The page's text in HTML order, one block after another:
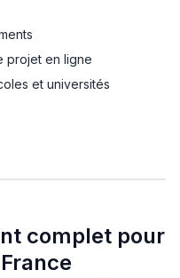
projet en ligne
et universités
complet pour